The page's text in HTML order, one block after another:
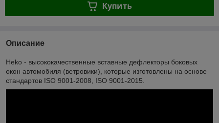
Купить
Описание
Heko - высококачественные вставные дефлекторы боковых
окон автомобиля (ветровики), которые изготовлены на основе
стандартов ISO 9001-2008, ISO 9001-2015.